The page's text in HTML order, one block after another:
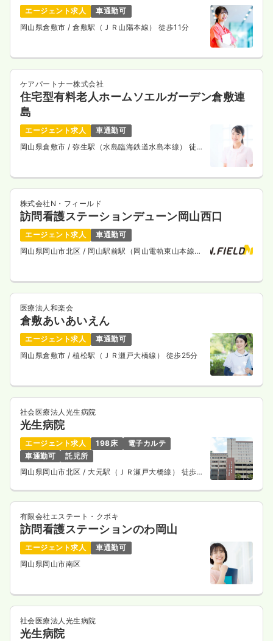
エージェント求人
車通勤可
岡山県倉敷市 / 倉敷駅（ＪＲ山陽本線） 徒歩11分
ケアパートナー株式会社
住宅型有料老人ホームソエルガーデン倉敷連
島
エージェント求人
車通勤可
岡山県倉敷市 / 弥生駅（水島臨海鉄道水島本線） 徒歩
株式会社N・フィールド
訪問看護ステーションデューン岡山西口
エージェント求人
車通勤可
岡山県岡山市北区 / 岡山駅前駅（岡山電軌東山本線）
医療法人和楽会
倉敷あいあいえん
エージェント求人
車通勤可
岡山県倉敷市 / 植松駅（ＪＲ瀬戸大橋線） 徒歩25分
社会医療法人光生病院
光生病院
エージェント求人 198床
電子カルテ
車通勤可
託児所
岡山県岡山市北区/ 大元駅（ＪＲ瀬戸大橋線） 徒歩
有限会社エステート・クボキ
訪問看護ステーションのわ岡山
エージェント求人
車通勤可
岡山県岡山市南区
社会医療法人光生病院
光生病院